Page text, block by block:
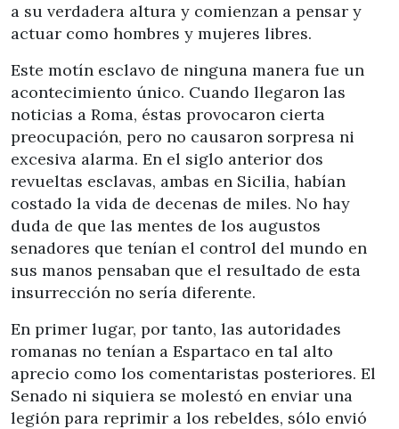
a su verdadera altura y comienzan a pensar y
actuar como hombres y mujeres libres.
Este motín esclavo de ninguna manera fue un
acontecimiento único. Cuando llegaron las
noticias a Roma, éstas provocaron cierta
preocupación, pero no causaron sorpresa ni
excesiva alarma. En el siglo anterior dos
revueltas esclavas, ambas en Sicilia, habían
costado la vida de decenas de miles. No hay
duda de que las mentes de los augustos
senadores que tenían el control del mundo en
sus manos pensaban que el resultado de esta
insurrección no sería diferente.
En primer lugar, por tanto, las autoridades
romanas no tenían a Espartaco en tal alto
aprecio como los comentaristas posteriores. El
Senado ni siquiera se molestó en enviar una
legión para reprimir a los rebeldes, sólo envió